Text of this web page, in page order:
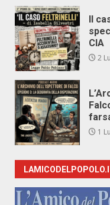
Il
CIA
2
1